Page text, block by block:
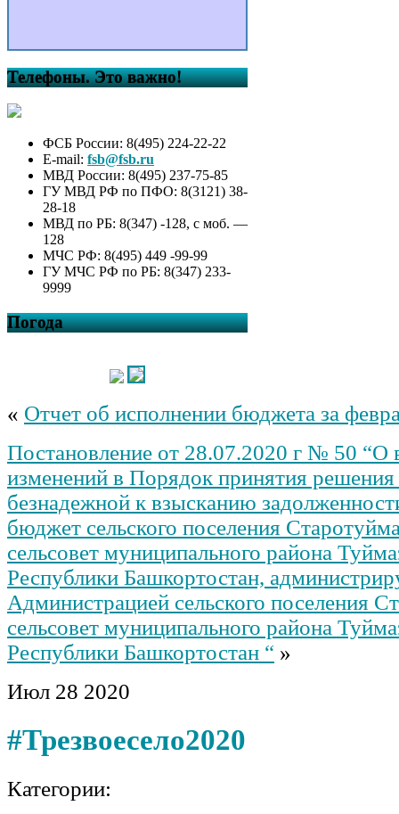
Телефоны. Это важно!
ФСБ России: 8(495) 224-22-22
E-mail: fsb@fsb.ru
МВД России: 8(495) 237-75-85
ГУ МВД РФ по ПФО: 8(3121) 38-
28-18
МВД по РБ: 8(347) -128, с моб. —
128
МЧС РФ: 8(495) 449 -99-99
ГУ МЧС РФ по РБ: 8(347) 233-
9999
Погода
« Отчет об исполнении бюджета за
Постановление от 28.07.2020 г № 50 “О
изменений в Порядок принятия
безнадежной к взысканию
бюджет сельского поселения
сельсовет муниципального района
Республики Башкортостан,
Администрацией сельского поселения
сельсовет муниципального района
Республики Башкортостан “ »
Июл 28 2020
#Трезвоесело2020
Категории: